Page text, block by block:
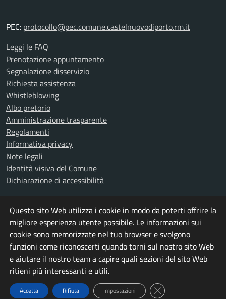
PEC: protocollo@pec.comune.castelnuovodiporto.rm.it
Leggi le FAQ
Prenotazione appuntamento
Segnalazione disservizio
Richiesta assistenza
Whistleblowing
Albo pretorio
Amministrazione trasparente
Regolamenti
Informativa privacy
Note legali
Identità visiva del Comune
Dichiarazione di accessibilità
SEGUICI SU
FacebookInstagram
X Youtube
Questo sito Web utilizza i cookie in modo da poterti offrire la
migliore esperienza utente possibile. Le informazioni sui
cookie sono memorizzate nel tuo browser e svolgono
funzioni come riconoscerti quando torni sul nostro sito Web
e aiutare il nostro team a capire quali sezioni del sito Web
ritieni più interessanti e utili.
Accetta Rifiuta Impostazioni Close GDPR Cookie